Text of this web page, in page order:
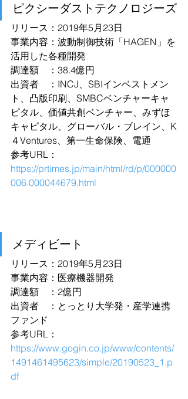
ピクシーダストテクノロジーズ
リリース：2019年5月23日
事業内容：波動制御技術「HAGEN」を
活用した各種開発
調達額　：38.4億円
出資者　：INCJ、SBIインベストメン
ト、凸版印刷、SMBCベンチャーキャ
ピタル、価値共創ベンチャー、みずほ
キャピタル、グローバル・ブレイン、K
４Ventures、第一生命保険、電通
参考URL：
https://prtimes.jp/main/html/rd/p/000000
006.000044679.html
メディビート
リリース：2019年5月23日
事業内容：医療機器開発
調達額　：2億円
出資者　：とっとり大学発・産学連携
ファンド
参考URL：
https://www.gogin.co.jp/www/contents/
1491461495623/simple/20190523_1.p
df